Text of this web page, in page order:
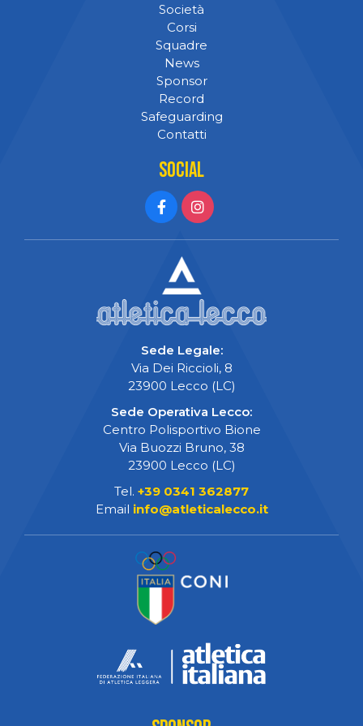
Società
Corsi
Squadre
News
Sponsor
Record
Safeguarding
Contatti
Social
Sede Legale:
Via Dei Riccioli, 8
23900 Lecco (LC)
Sede Operativa Lecco:
Centro Polisportivo Bione
Via Buozzi Bruno, 38
23900 Lecco (LC)
Tel. +39 0341 362877
Email info@atleticalecco.it